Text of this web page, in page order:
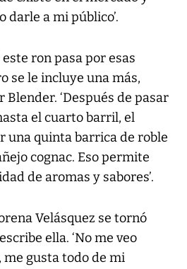
darle a mi público’.
este ron pasa por esas
se le incluye una más,
‘Después de pasar
el cuarto barril, el
una quinta barrica de roble
cognac. Eso permite
de aromas y sabores’.
Velásquez se tornó
ella. ‘No me veo
me gusta todo de mi